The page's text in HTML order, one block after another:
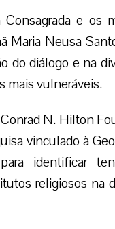
e os
Maria Neusa
do diálogo e na
mais vulneráveis.
N. Hilton
vinculado à
identificar
religiosos na